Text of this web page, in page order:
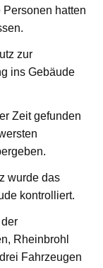
Personen hatten
zur
ins Gebäude
Zeit gefunden
wurde das
kontrolliert.
Rheinbrohl
Fahrzeugen